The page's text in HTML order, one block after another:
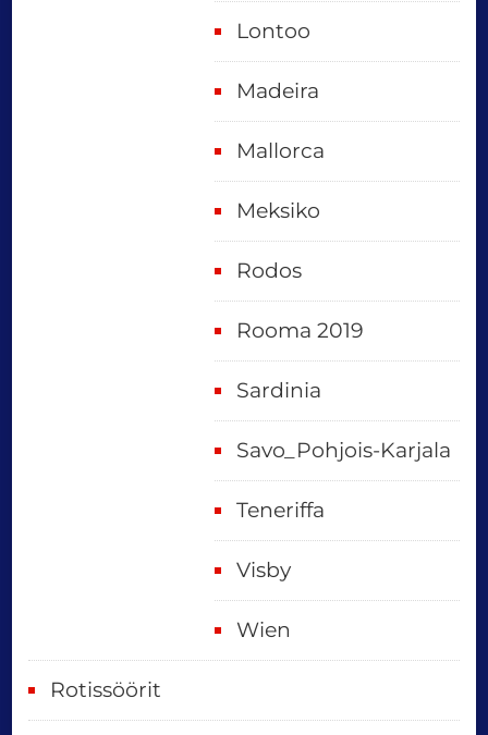
Lontoo
Madeira
Mallorca
Meksiko
Rodos
Rooma 2019
Sardinia
Savo_Pohjois-Karjala
Teneriffa
Visby
Wien
Rotissöörit